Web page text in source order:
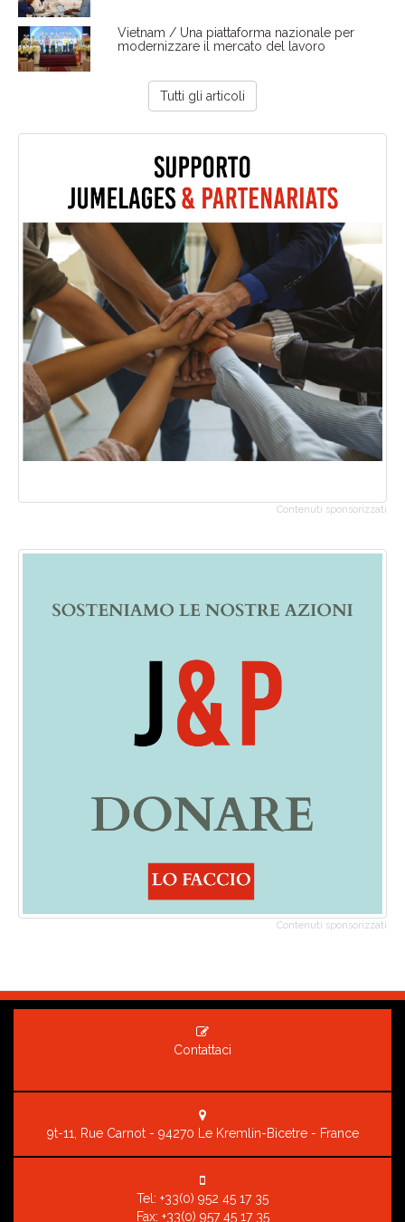
Vietnam / Una piattaforma nazionale per
modernizzare il mercato del lavoro
Tutti gli articoli
Contenuti sponsorizzati
Contenuti sponsorizzati
Contattaci
9t-11, Rue Carnot - 94270 Le Kremlin-Bicetre - France
Tel: +33(0) 952 45 17 35
Fax: +33(0) 957 45 17 35